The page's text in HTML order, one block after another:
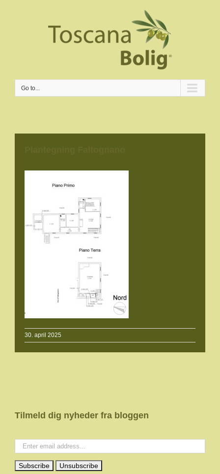
Go to...
30. april 2025
Tilmeld dig nyheder fra bloggen